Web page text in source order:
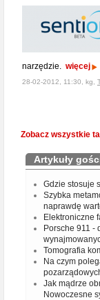
narzędzie. więcej
28-02-2012, 11:30, kg,
Zobacz wszystkie
Artykuły
Gdzie stosuje
Szybka
naprawdę
Elektroniczne
Porsche 911 -
Tomografia
Na czym
Jak mądrze
Nowoczesne